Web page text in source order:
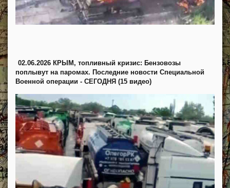
02.06.2026 КРЫМ, топливный кризис: Бензовозы
поплывут на паромах. Последние новости Специальной
Военной операции - СЕГОДНЯ (15 видео)